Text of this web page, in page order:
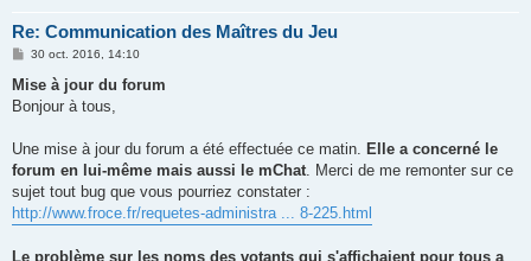
Re: Communication des Maîtres du Jeu
M
s
a
30 oct. 2016, 14:10
Mise à jour du forum
Bonjour à tous,
Une mise à jour du forum a été effectuée ce matin. Elle a concerné le
forum en lui-même mais aussi le mChat. Merci de me remonter sur ce
sujet tout bug que vous pourriez constater :
http://www.froce.fr/requetes-administra ... 8-225.html
Le problème sur les noms des votants qui s'affichaient pour tous a